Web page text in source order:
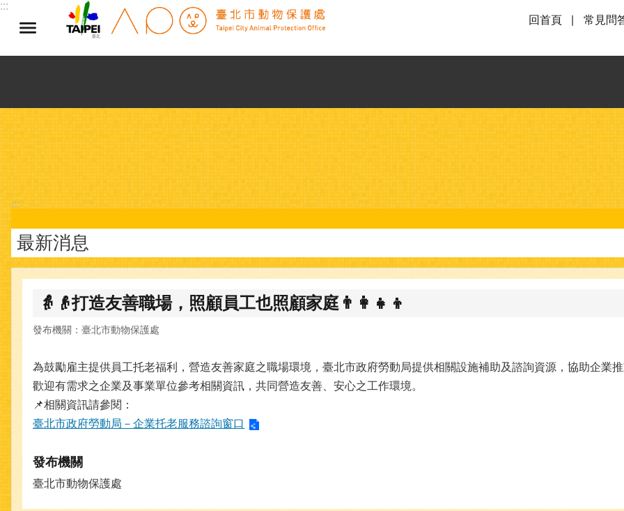
跳到主要內容區塊
:::
回首頁
常見問
:::
最新消息
👵👴打造友善職場，照顧員工也照顧家庭👨‍👩‍👧‍👦
發布機關：臺北市動物保護處
為鼓勵雇主提供員工托老福利，營造友善家庭之職場環境，臺北市政府勞動局提供相關設施補助及諮詢資源，協助企業
歡迎有需求之企業及事業單位參考相關資訊，共同營造友善、安心之工作環境。
📌相關資訊請參閱：
臺北市政府勞動局－企業托老服務諮詢窗口
發布機關
臺北市動物保護處